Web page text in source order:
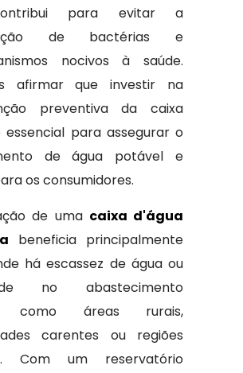
para evitar a
de bactérias e
nocivos à saúde.
afirmar que investir na
preventiva da caixa
essencial para assegurar o
de água potável e
os consumidores.
de uma caixa d'água
beneficia principalmente
há escassez de água ou
no abastecimento
como áreas rurais,
carentes ou regiões
Com um reservatório